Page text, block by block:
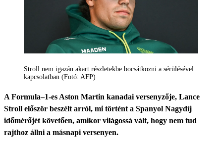
Stroll nem igazán akart részletekbe bocsátkozni a sérülésével
kapcsolatban (Fotó: AFP)
A Formula–1-es Aston Martin kanadai versenyzője, Lance
Stroll először beszélt arról, mi történt a Spanyol Nagydíj
időmérőjét követően, amikor világossá vált, hogy nem tud
rajthoz állni a másnapi versenyen.